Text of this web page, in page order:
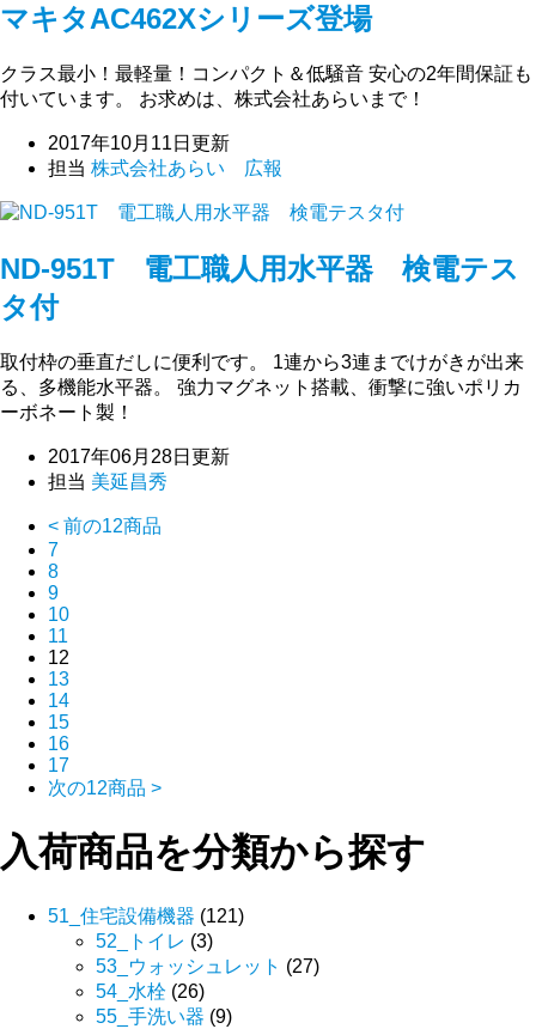
マキタAC462Xシリーズ登場
クラス最小！最軽量！コンパクト＆低騒音 安心の2年間保証も
付いています。 お求めは、株式会社あらいまで！
2017年10月11日更新
担当 株式会社あらい 広報
ND-951T 電工職人用水平器 検電テス
タ付
取付枠の垂直だしに便利です。 1連から3連までけがきが出来
る、多機能水平器。 強力マグネット搭載、衝撃に強いポリカ
ーボネート製！
2017年06月28日更新
担当 美延昌秀
< 前の12商品
7
8
9
10
11
12
13
14
15
16
17
次の12商品 >
入荷商品を分類から探す
51_住宅設備機器 (121)
52_トイレ (3)
53_ウォッシュレット (27)
54_水栓 (26)
55_手洗い器 (9)